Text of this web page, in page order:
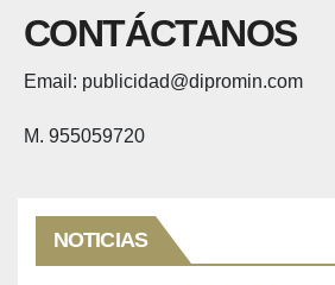
CONTÁCTANOS
Email: publicidad@dipromin.com
M. 955059720
NOTICIAS